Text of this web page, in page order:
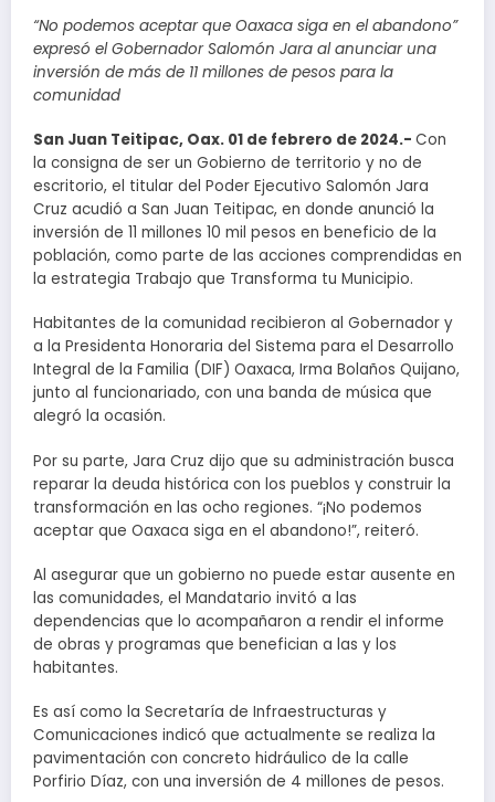
“No podemos aceptar que Oaxaca siga en el abandono”
expresó el Gobernador Salomón Jara al anunciar una
inversión de más de 11 millones de pesos para la
comunidad
San Juan Teitipac, Oax. 01 de febrero de 2024.- Con
la consigna de ser un Gobierno de territorio y no de
escritorio, el titular del Poder Ejecutivo Salomón Jara
Cruz acudió a San Juan Teitipac, en donde anunció la
inversión de 11 millones 10 mil pesos en beneficio de la
población, como parte de las acciones comprendidas en
la estrategia Trabajo que Transforma tu Municipio.
Habitantes de la comunidad recibieron al Gobernador y
a la Presidenta Honoraria del Sistema para el Desarrollo
Integral de la Familia (DIF) Oaxaca, Irma Bolaños Quijano,
junto al funcionariado, con una banda de música que
alegró la ocasión.
Por su parte, Jara Cruz dijo que su administración busca
reparar la deuda histórica con los pueblos y construir la
transformación en las ocho regiones. “¡No podemos
aceptar que Oaxaca siga en el abandono!”, reiteró.
Al asegurar que un gobierno no puede estar ausente en
las comunidades, el Mandatario invitó a las
dependencias que lo acompañaron a rendir el informe
de obras y programas que benefician a las y los
habitantes.
Es así como la Secretaría de Infraestructuras y
Comunicaciones indicó que actualmente se realiza la
pavimentación con concreto hidráulico de la calle
Porfirio Díaz, con una inversión de 4 millones de pesos.